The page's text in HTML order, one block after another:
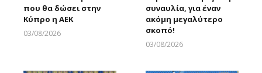
που θα δώσει στην
Κύπρο η ΑΕΚ
03/08/2026
συναυλία, για έναν
ακόμη μεγαλύτερο
σκοπό!
03/08/2026